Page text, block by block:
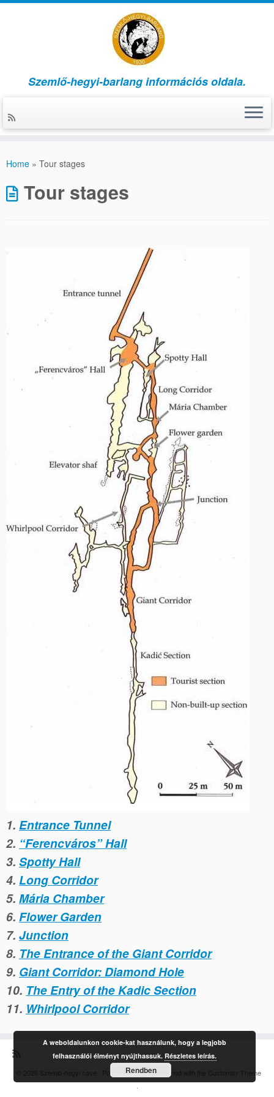
Szemlő-hegyi-barlang információs oldala.
Home » Tour stages
Tour stages
1. Entrance Tunnel
2. “Ferencváros” Hall
3. Spotty Hall
4. Long Corridor
5. Mária Chamber
6. Flower Garden
7. Junction
8. The Entrance of the Giant Corridor
9. Giant Corridor: Diamond Hole
10. The Entry of the Kadic Section
11. Whirlpool Corridor
© 2026 Szemlő-hegyi cave Powered by ·Designed with the
Customizr Theme
·
A weboldalunkon cookie-kat használunk, hogy a legjobb
felhasználói élményt nyújthassuk.Részletes leírás.
Rendben